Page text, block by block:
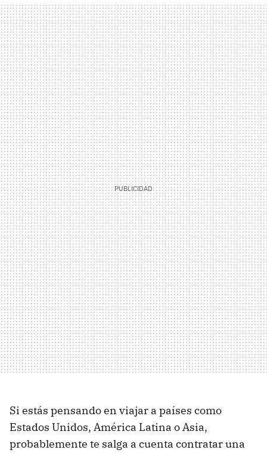
Si estás pensando en viajar a países como
Estados Unidos, América Latina o Asia,
probablemente te salga a cuenta contratar una